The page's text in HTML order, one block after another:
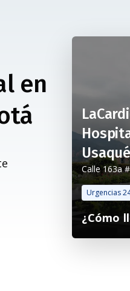
en
Calle 163a
Urgencias
¿Cómo